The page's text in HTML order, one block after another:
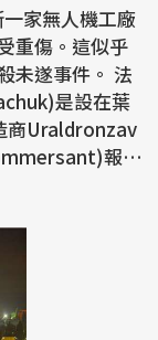
家無人機工廠
重傷。這似乎
遂事件。 法
是設在葉
商Uraldronzav